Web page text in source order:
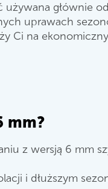
głównie
uprawach
Ci na
mm?
z wersją 6 mm
i dłuższym